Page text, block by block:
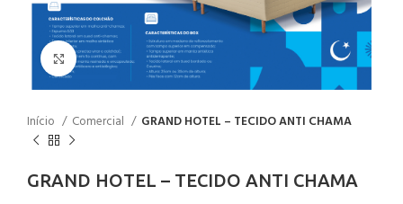
Click to enlarge
Início Comercial GRAND HOTEL – TECIDO ANTI CHAMA
GRAND HOTEL – TECIDO ANTI CHAMA